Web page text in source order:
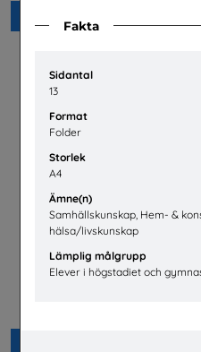
Fakta
Sidantal
13
Format
Folder
Storlek
A4
Ämne(n)
Samhällskunskap, Hem- &
hälsa/livskunskap
Lämplig målgrupp
Elever i högstadiet och
Hur fungerar den svenska